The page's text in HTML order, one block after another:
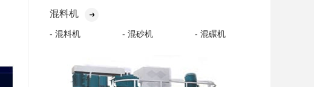
混料机
- 混料机 - 混砂机 - 混碾机